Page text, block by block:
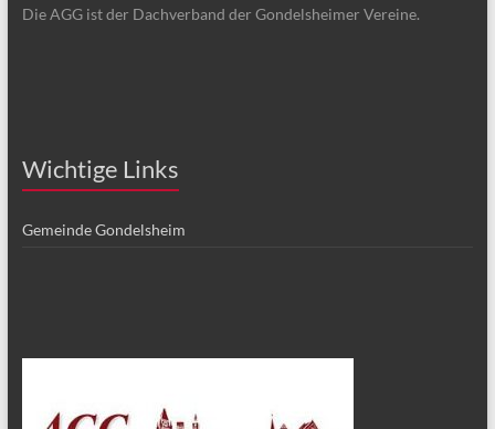
Die AGG ist der Dachverband der Gondelsheimer Vereine.
Wichtige Links
Gemeinde Gondelsheim